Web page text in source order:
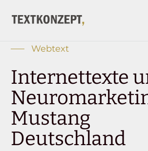
Webtext
Internettexte
Mustang
Deutschland